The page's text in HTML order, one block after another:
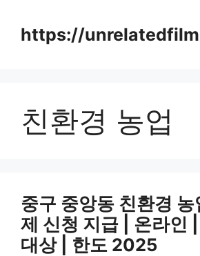
contenthttps://
친환경 농업
중구 중앙동 친환경
제 신청 지급 | 온라인 |
대상 | 한도 2025